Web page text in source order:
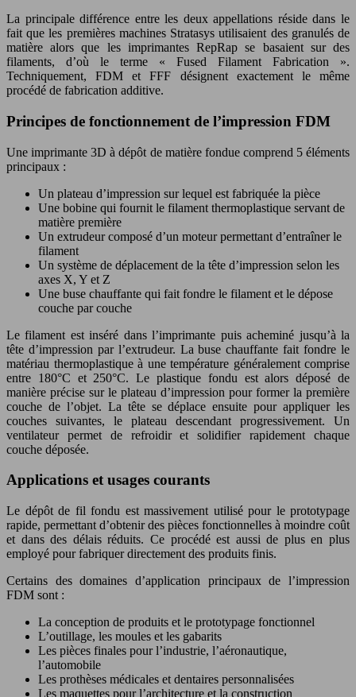
La principale différence entre les deux appellations réside dans le
fait que les premières machines Stratasys utilisaient des granulés de
matière alors que les imprimantes RepRap se basaient sur des
filaments, d’où le terme « Fused Filament Fabrication ».
Techniquement, FDM et FFF désignent exactement le même
procédé de fabrication additive.
Principes de fonctionnement de l’impression FDM
Une imprimante 3D à dépôt de matière fondue comprend 5 éléments
principaux :
Un plateau d’impression sur lequel est fabriquée la pièce
Une bobine qui fournit le filament thermoplastique servant de
matière première
Un extrudeur composé d’un moteur permettant d’entraîner le
filament
Un système de déplacement de la tête d’impression selon les
axes X, Y et Z
Une buse chauffante qui fait fondre le filament et le dépose
couche par couche
Le filament est inséré dans l’imprimante puis acheminé jusqu’à la
tête d’impression par l’extrudeur. La buse chauffante fait fondre le
matériau thermoplastique à une température généralement comprise
entre 180°C et 250°C. Le plastique fondu est alors déposé de
manière précise sur le plateau d’impression pour former la première
couche de l’objet. La tête se déplace ensuite pour appliquer les
couches suivantes, le plateau descendant progressivement. Un
ventilateur permet de refroidir et solidifier rapidement chaque
couche déposée.
Applications et usages courants
Le dépôt de fil fondu est massivement utilisé pour le prototypage
rapide, permettant d’obtenir des pièces fonctionnelles à moindre coût
et dans des délais réduits. Ce procédé est aussi de plus en plus
employé pour fabriquer directement des produits finis.
Certains des domaines d’application principaux de l’impression
FDM sont :
La conception de produits et le prototypage fonctionnel
L’outillage, les moules et les gabarits
Les pièces finales pour l’industrie, l’aéronautique,
l’automobile
Les prothèses médicales et dentaires personnalisées
Les maquettes pour l’architecture et la construction